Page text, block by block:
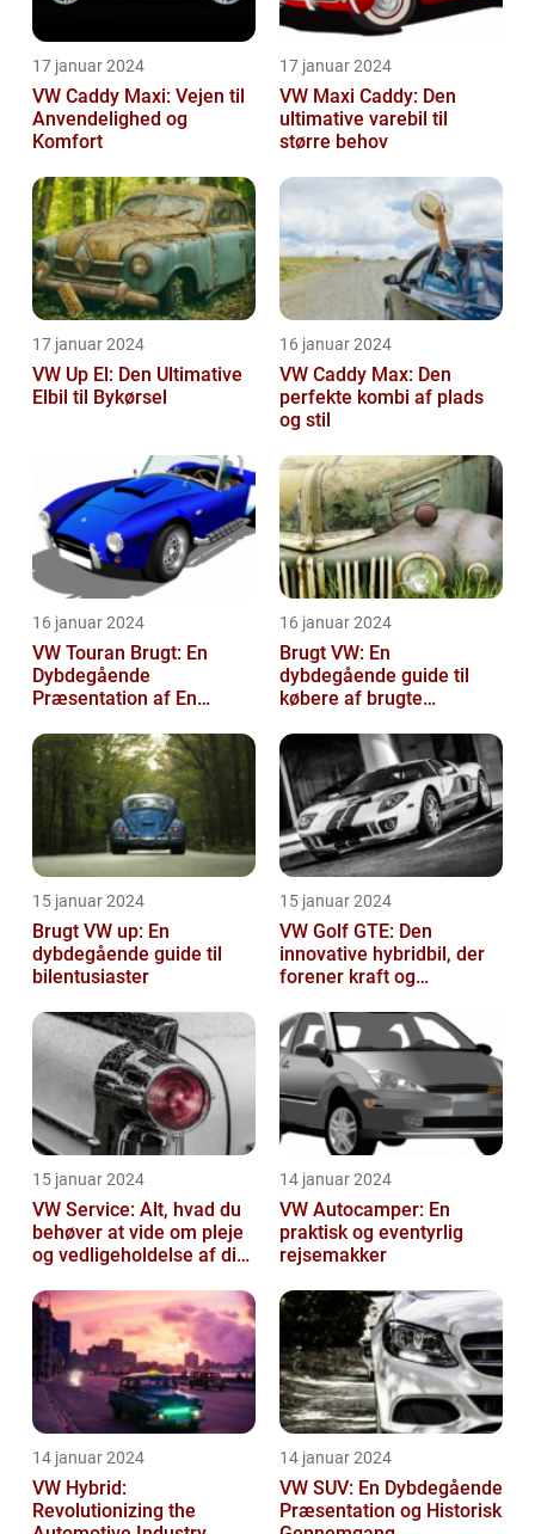
17 januar 2024
VW Caddy Maxi: Vejen til
Anvendelighed og
Komfort
17 januar 2024
VW Maxi Caddy: Den
ultimative varebil til
større behov
17 januar 2024
VW Up El: Den Ultimative
Elbil til Bykørsel
16 januar 2024
VW Caddy Max: Den
perfekte kombi af plads
og stil
16 januar 2024
VW Touran Brugt: En
Dybdegående
Præsentation af En
16 januar 2024
Brugt VW: En
dybdegående guide til
købere af brugte
15 januar 2024
Brugt VW up: En
dybdegående guide til
bilentusiaster
15 januar 2024
VW Golf GTE: Den
innovative hybridbil, der
forener kraft og
15 januar 2024
VW Service: Alt, hvad du
behøver at vide om pleje
og vedligeholdelse af din
14 januar 2024
VW Autocamper: En
praktisk og eventyrlig
rejsemakker
14 januar 2024
VW Hybrid:
Revolutionizing the
14 januar 2024
VW SUV: En Dybdegående
Præsentation og Historisk